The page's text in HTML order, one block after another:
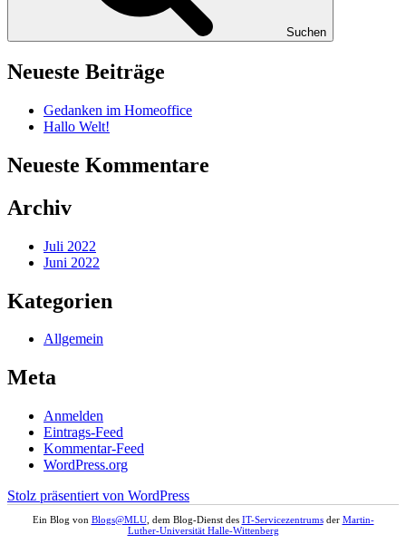
Suchen
Neueste Beiträge
Gedanken im Homeoffice
Hallo Welt!
Neueste Kommentare
Archiv
Juli 2022
Juni 2022
Kategorien
Allgemein
Meta
Anmelden
Eintrags-Feed
Kommentar-Feed
WordPress.org
Stolz präsentiert von WordPress
Ein Blog von Blogs@MLU, dem Blog-Dienst des IT-Servicezentrumsder Martin-
Luther-Universität Halle-Wittenberg